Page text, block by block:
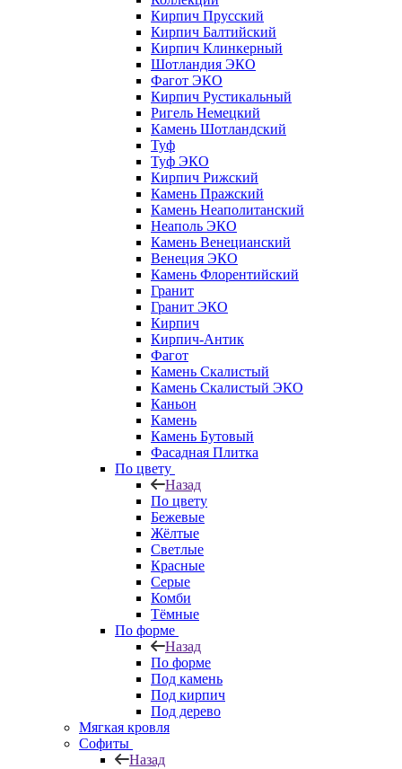
Кирпич Прусский
Кирпич Балтийский
Кирпич Клинкерный
Шотландия ЭКО
Фагот ЭКО
Кирпич Рустикальный
Ригель Немецкий
Камень Шотландский
Туф
Туф ЭКО
Кирпич Рижский
Камень Пражский
Камень Неаполитанский
Неаполь ЭКО
Камень Венецианский
Венеция ЭКО
Камень Флорентийский
Гранит
Гранит ЭКО
Кирпич
Кирпич-Антик
Фагот
Камень Скалистый
Камень Скалистый ЭКО
Каньон
Камень
Камень Бутовый
Фасадная Плитка
По цвету
Назад
По цвету
Бежевые
Жёлтые
Светлые
Красные
Серые
Комби
Тёмные
По форме
Назад
По форме
Под камень
Под кирпич
Под дерево
Мягкая кровля
Софиты
Назад